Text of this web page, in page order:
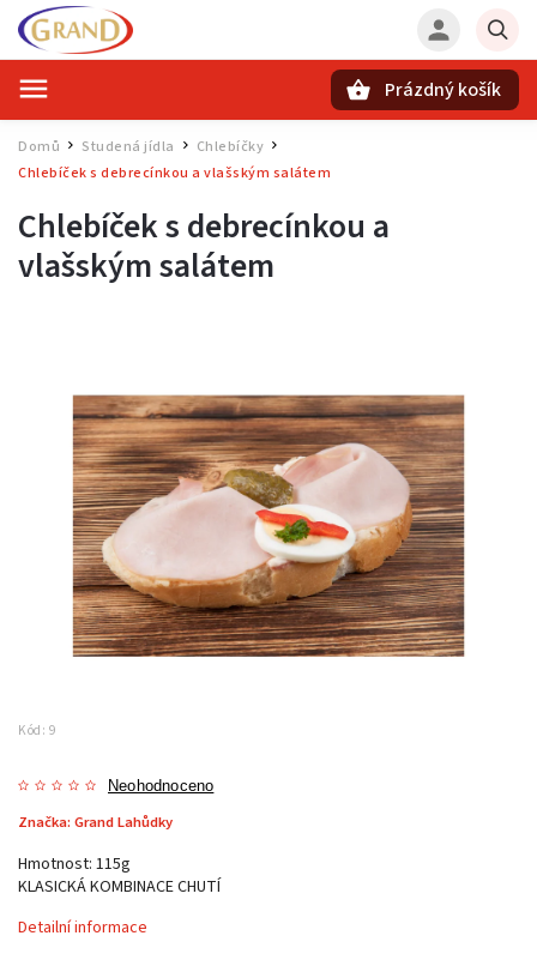
Prázdný košík
Domů / Studená jídla Chlebíčky /
Chlebíček s debrecínkou a vlašským salátem
Chlebíček s debrecínkou a
vlašským salátem
Kód: 9
Neohodnoceno
Značka: Grand Lahůdky
Hmotnost: 115g
KLASICKÁ KOMBINACE CHUTÍ
Detailní informace